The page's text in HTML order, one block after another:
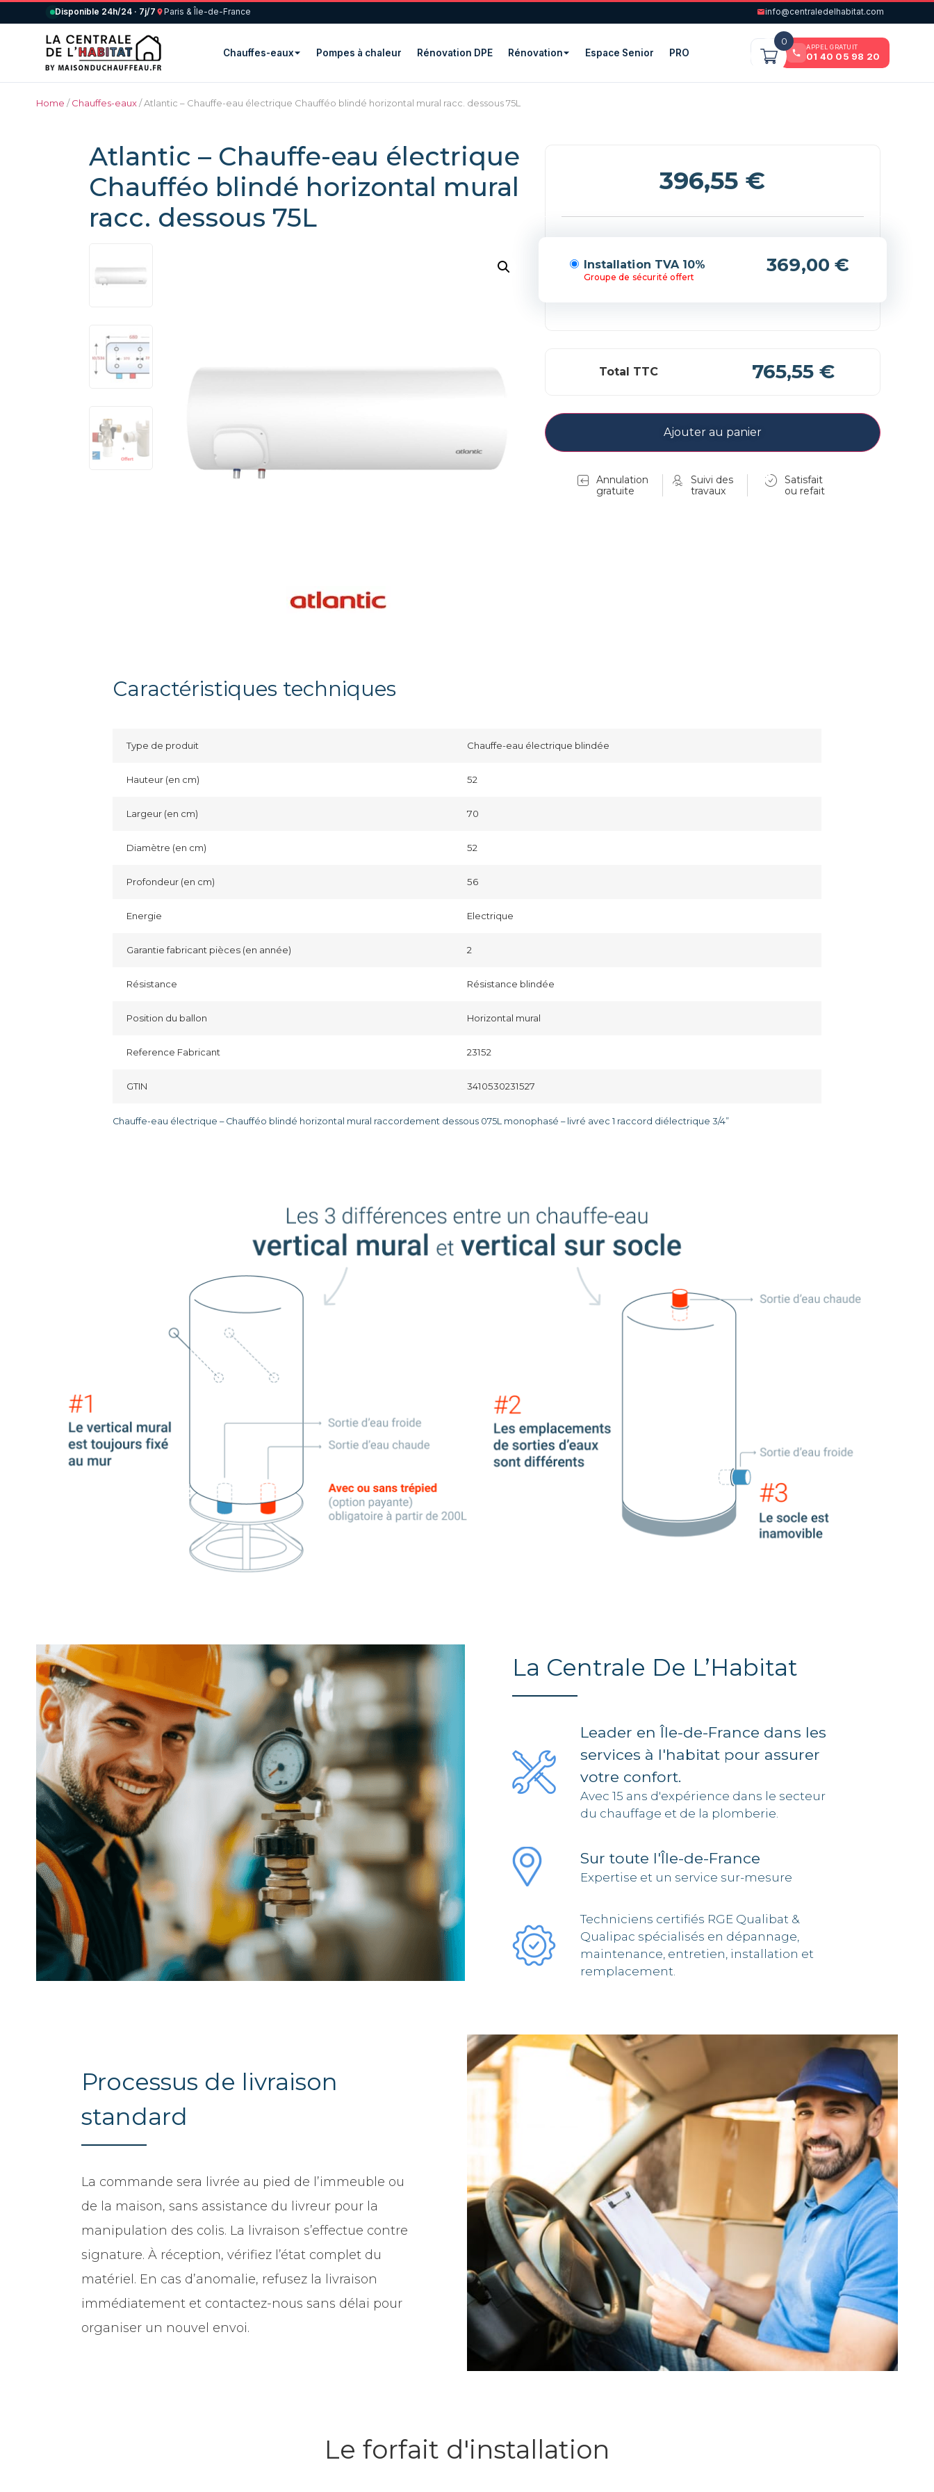
0
Disponible 24h/24 · 7j/7 Paris & Île-de-France info@centraledelhabitat.com
Chauffes-eaux Pompes à chaleur Rénovation DPE Rénovation Espace Senior PRO APPEL GRATUIT
01 40 05 98 20
Home /Chauffes-eaux/ Atlantic – Chauffe-eau électrique Chaufféo blindé horizontal mural racc. dessous 75L
Atlantic – Chauffe-eau électrique
Chaufféo blindé horizontal mural
racc. dessous 75L
396,55 €
Installation TVA 10% (+369,00 €)
Groupe de sécurité offert
Total TTC 765,55 €
Ajouter au panier
Annulation
gratuite
Suivi des
travaux
Satisfait
ou refait
Caractéristiques techniques
Type de produit Chauffe-eau électrique blindée
Hauteur (en cm) 52
Largeur (en cm) 70
Diamètre (en cm) 52
Profondeur (en cm) 56
Energie Electrique
Garantie fabricant pièces (en année) 2
Résistance Résistance blindée
Position du ballon Horizontal mural
Reference Fabricant 23152
GTIN 3410530231527
Chauffe-eau électrique – Chaufféo blindé horizontal mural raccordement dessous 075L monophasé – livré avec 1 raccord diélectrique 3/4”
La Centrale De L’Habitat
Leader en Île-de-France dans les
services à l'habitat pour assurer
votre confort.
Avec 15 ans d'expérience dans le secteur
du chauffage et de la plomberie.
Sur toute l'Île-de-France
Expertise et un service sur-mesure
Techniciens certifiés RGE Qualibat &
Qualipac spécialisés en dépannage,
maintenance, entretien, installation et
remplacement.
Processus de livraison
standard
La commande sera livrée au pied de l’immeuble ou
de la maison, sans assistance du livreur pour la
manipulation des colis. La livraison s’effectue contre
signature. À réception, vérifiez l’état complet du
matériel. En cas d’anomalie, refusez la livraison
immédiatement et contactez-nous sans délai pour
organiser un nouvel envoi.
Le forfait d'installation